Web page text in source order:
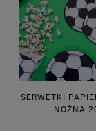
SERWETKI
NOŻNA